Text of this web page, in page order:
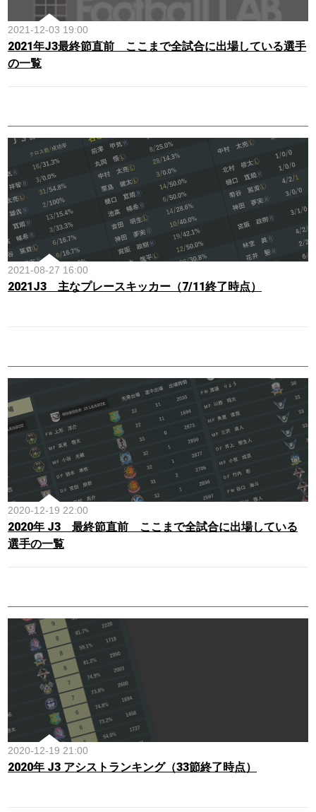
2021-12-03 19:00
2021年J3最終節直前 ここまで全試合に出場している選手
の一覧
2021-08-27 16:00
2021J3 主なプレースキッカー（7/11終了時点）
2020-12-19 22:00
2020年 J3 最終節直前 ここまで全試合に出場している
選手の一覧
2020-12-19 21:00
2020年 J3 アシストランキング（33節終了時点）